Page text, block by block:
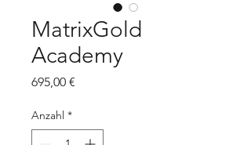
MatrixGold
Academy
695,00 €
Anzahl *